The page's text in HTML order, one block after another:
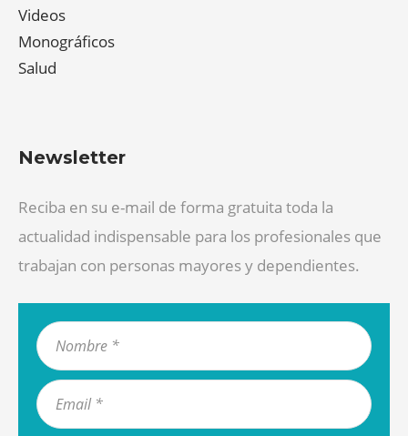
Videos
Monográficos
Salud
Newsletter
Reciba en su e-mail de forma gratuita toda la
actualidad indispensable para los profesionales que
trabajan con personas mayores y dependientes.